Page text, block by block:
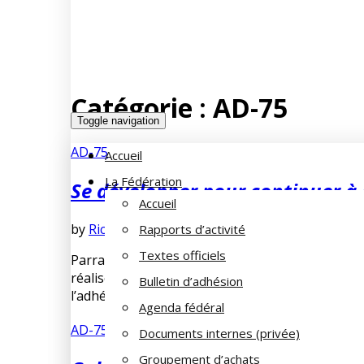
Toggle navigation
Accueil
La Fédération
Accueil
Rapports d’activité
Textes officiels
Bulletin d’adhésion
Agenda fédéral
Documents internes (privée)
Groupement d’achats
Catégorie : AD-75
AD-75
Se développer pour continuer à
by Richard DELAHAYE août 8, 2023
Parrainage : 10 € pour tout nouvel adhérent !
réalisé par un adhérent de l’AD 75 se
l’adhésion pour l’année 2024. Nous […]
AD-75